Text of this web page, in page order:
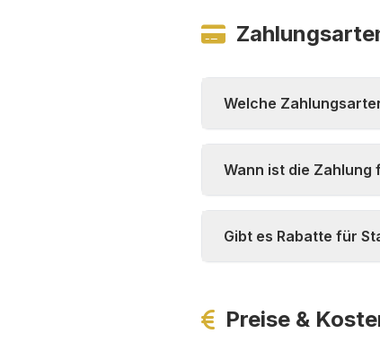
Welche
Wann ist die Zahlung
Gibt es Rabatte für
Preise &